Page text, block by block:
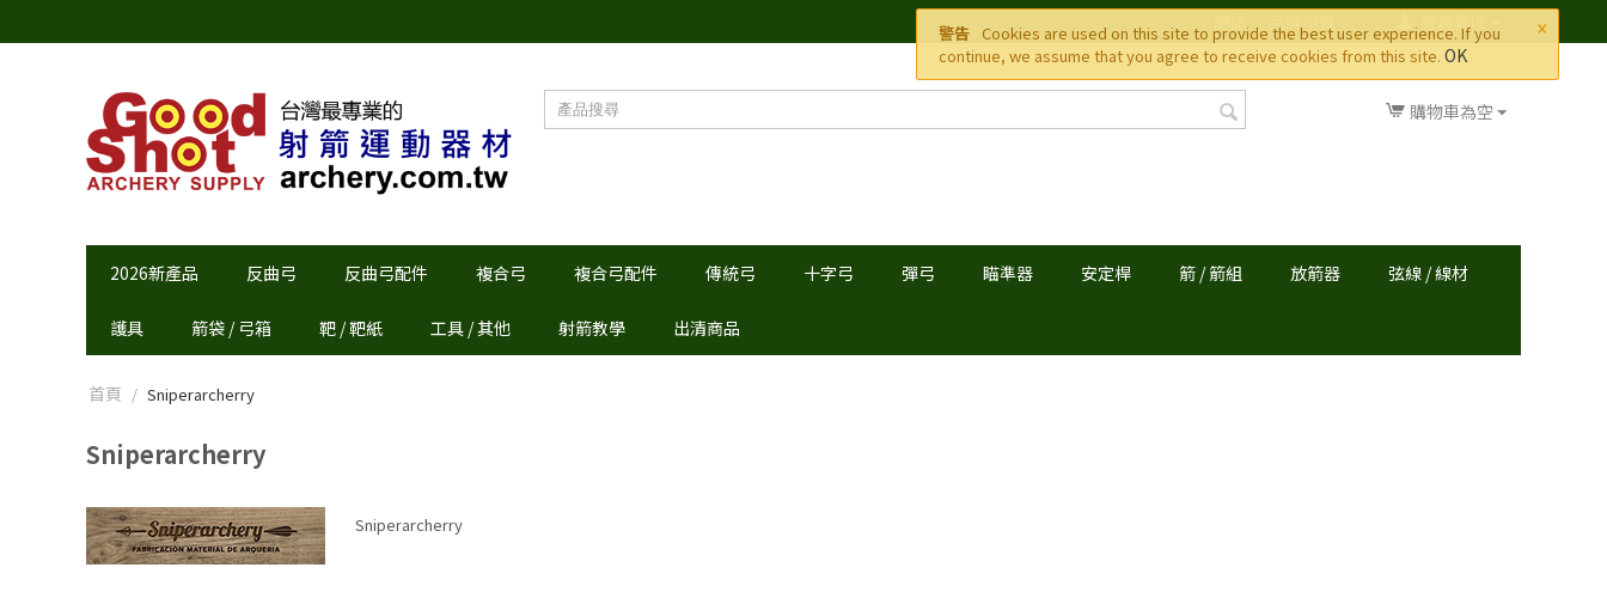
×
警告 Cookies are used on this site to provide the best user experience. If you
continue, we assume that you agree to receive cookies from this site.OK
會員專區
品牌瀏覽
購物車為空
2026新產品 反曲弓 反曲弓配件 複合弓 複合弓配件 傳統弓 十字弓 彈弓 瞄準器 安定桿 箭 / 箭組 放箭器 弦線 / 線材
護具 箭袋 / 弓箱 靶 / 靶紙 工具 / 其他 射箭教學 出清商品
首頁 / Sniperarcherry
Sniperarcherry
Sniperarcherry